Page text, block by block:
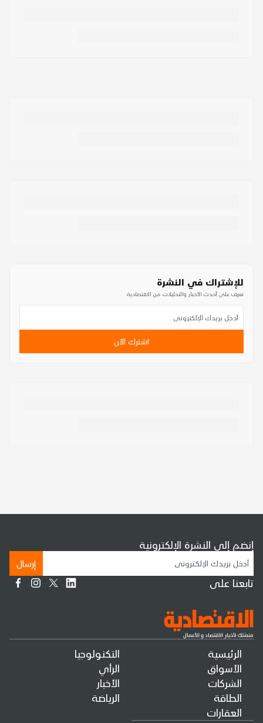
للإشتراك في النشرة
تعرف على أحدث الأخبار والتحليلات من الاقتصادية
اشترك الآن
الرئيسية
الأسواق
الشركات
الطاقة
العقارات
التكنولوجيا
الرأي
الأخبار
الرياضة
إنضم إلى النشرة الإلكترونية
إرسال
تابعنا على